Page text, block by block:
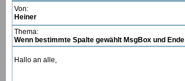
Von:
Heiner
Thema:
Wenn bestimmte Spalte gewählt MsgBox und Ende
Hallo an alle,